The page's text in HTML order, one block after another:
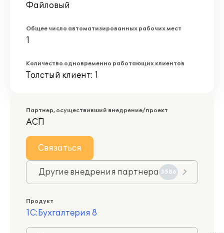
Файловый
Общее число автоматизированных рабочих мест
1
Количество одновременно работающих клиентов
Толстый клиент: 1
Партнер, осуществивший внедрение/проект
АСП
Связаться
Другие внедрения партнера 3586
Продукт
1С:Бухгалтерия 8